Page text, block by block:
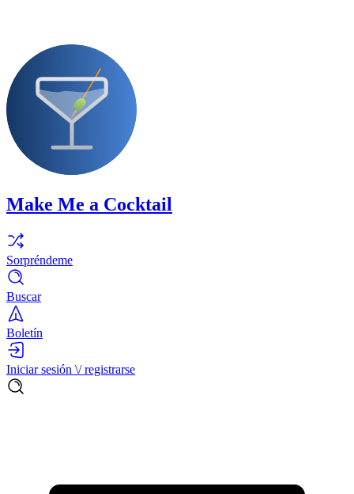
Make Me a Cocktail
Sorpréndeme
Buscar
Boletín
Iniciar sesión \/ registrarse